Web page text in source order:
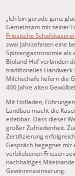
„Ich bin gerade ganz
Gemeinsam mit seiner
Friesische
zwei Jahrzehnten eine
Spitzengastronomie als
Bioland-Hof verbinden
traditionelles Handwerk
Milchschafe liefern die
400 Jahre alten
Mit Hofladen,
Landbau macht die
erlebbar. Dass dieser
großer Zufriedenheit.
Zertifizierung
Gespräch begegnet
verbliebenen Friesen
nachhaltiges
Gewinnmaximierung.